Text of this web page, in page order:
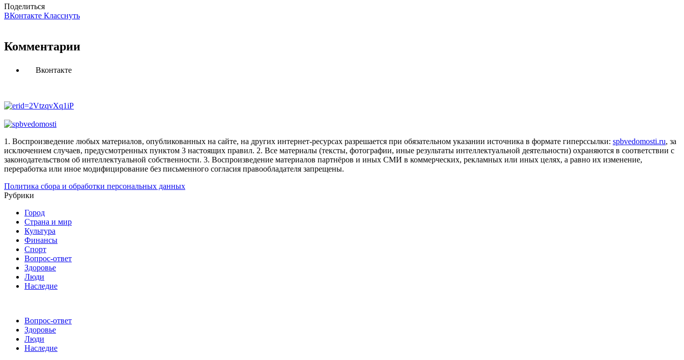
Поделиться
ВКонтакте Класснуть
Комментарии
Вконтакте
1. Воспроизведение любых материалов, опубликованных на сайте, на других интернет-ресурсах разрешается при обязательном указании источника в формате гиперссылки: spbvedomosti.ru, за
исключением случаев, предусмотренных пунктом 3 настоящих правил. 2. Все материалы (тексты, фотографии, иные результаты интеллектуальной деятельности) охраняются в соответствии с
законодательством об интеллектуальной собственности. 3. Воспроизведение материалов партнёров и иных СМИ в коммерческих, рекламных или иных целях, а равно их изменение,
переработка или иное модифицирование без письменного согласия правообладателя запрещены.
Политика сбора и обработки персональных данных
Рубрики
Город
Страна и мир
Культура
Финансы
Спорт
Вопрос-ответ
Здоровье
Люди
Наследие
Вопрос-ответ
Здоровье
Люди
Наследие